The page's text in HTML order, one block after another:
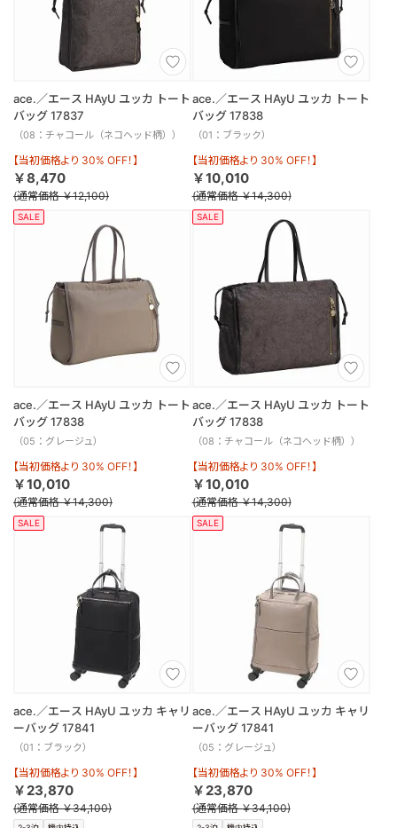
ace.／エース HAyU ユッカ トート
バッグ 17837
（08：チャコール（ネコヘッド柄））
【当初価格より 30% OFF！】
￥8,470
(通常価格 ￥12,100)
ace.／エース HAyU ユッカ トート
バッグ 17838
（01：ブラック）
【当初価格より 30% OFF！】
￥10,010
(通常価格 ￥14,300)
SALE
ace.／エース HAyU ユッカ トート
バッグ 17838
（05：グレージュ）
【当初価格より 30% OFF！】
￥10,010
(通常価格 ￥14,300)
SALE
ace.／エース HAyU ユッカ トート
バッグ 17838
（08：チャコール（ネコヘッド柄））
【当初価格より 30% OFF！】
￥10,010
(通常価格 ￥14,300)
SALE
ace.／エース HAyU ユッカ キャリ
ーバッグ 17841
（01：ブラック）
【当初価格より 30% OFF！】
￥23,870
(通常価格 ￥34,100)
SALE
ace.／エース HAyU ユッカ キャリ
ーバッグ 17841
（05：グレージュ）
【当初価格より 30% OFF！】
￥23,870
(通常価格 ￥34,100)